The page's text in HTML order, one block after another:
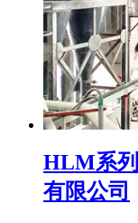
HLM系
有限公司